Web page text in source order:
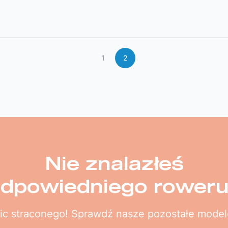
1 2
Nie znalazłeś
straconego! Sprawdź nasze pozostałe